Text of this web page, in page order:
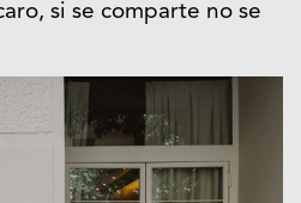
si se comparte no se